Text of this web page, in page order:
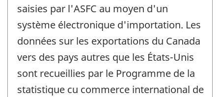
saisies par l'ASFC au moyen d'un
système électronique d'importation. Les
données sur les exportations du Canada
vers des pays autres que les États-Unis
sont recueillies par le Programme de la
statistique cu commerce international de